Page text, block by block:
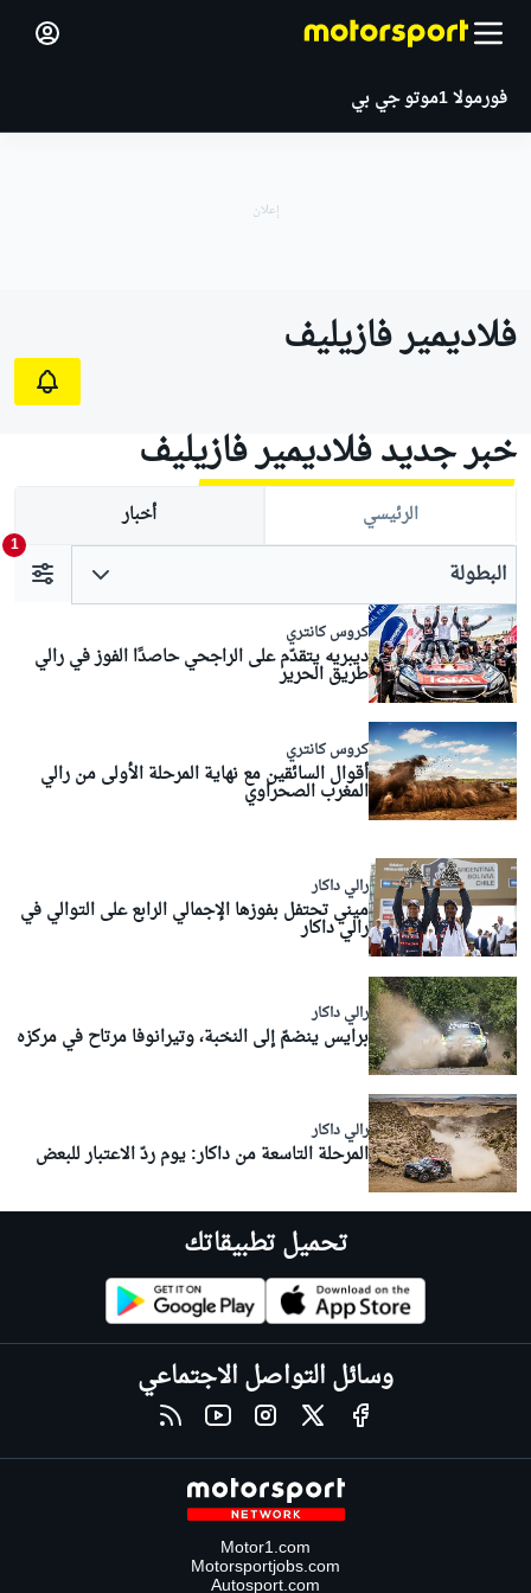
فورمولا 1 موتو جي بي
فلاديمير فازيليف
خبر جديد فلاديمير فازيليف
الرئيسي أخبار
البطولة
1
كروس كانتري
ديبريه يتقدّم على الراجحي حاصدًا الفوز في رالي
طريق الحرير
كروس كانتري
أقوال السائقين مع نهاية المرحلة الأولى من رالي
المغرب الصحراوي
رالي داكار
ميني تحتفل بفوزها الإجمالي الرابع على التوالي في
رالي داكار
رالي داكار
برايس ينضمّ إلى النخبة، وتيرانوفا مرتاح في مركزه
رالي داكار
المرحلة التاسعة من داكار: يوم ردّ الاعتبار للبعض
تحميل تطبيقاتك
وسائل التواصل الاجتماعي
Motor1.com
Motorsportjobs.com